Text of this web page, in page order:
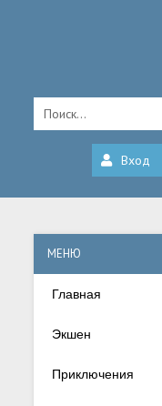
Вход
МЕНЮ
Главная
Экшен
Приключения